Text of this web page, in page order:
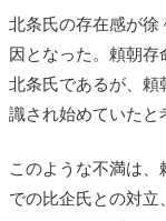
北条氏の存在感が徐
因となった。頼朝
北条氏であるが、頼
識され始めていたと
このような不満は
での比企氏との対立